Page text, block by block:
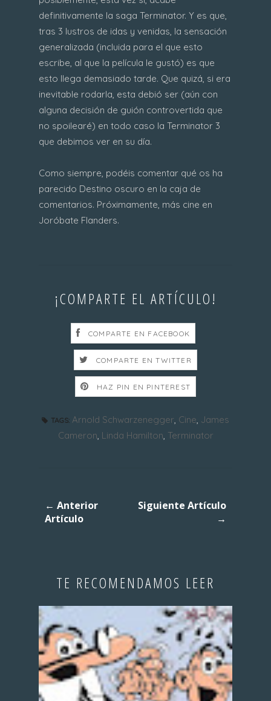
definitivamente la saga Terminator. Y es que,
tras 3 lustros de idas y venidas, la sensación
generalizada (incluida para el que esto
escribe, al que la película le gustó) es que
esto llega demasiado tarde. Que quizá, si era
inevitable rodarla, esta debió ser (aún con
alguna decisión de guión controvertida que
no spoilearé) en todo caso la Terminator 3
que debimos ver en su día.
Como siempre, podéis comentar qué os ha
parecido Destino oscuro en la caja de
comentarios. Próximamente, más cine en
Joróbate Flanders.
¡COMPARTE EL ARTÍCULO!
COMPARTE EN FACEBOOK
COMPARTE EN TWITTER
HAZ PIN EN PINTEREST
TAGS: Arnold Schwarzenegger, Cine, James
Cameron, Linda Hamilton, Terminator
← Anterior
Artículo
Siguiente Artículo
→
TE RECOMENDAMOS LEER